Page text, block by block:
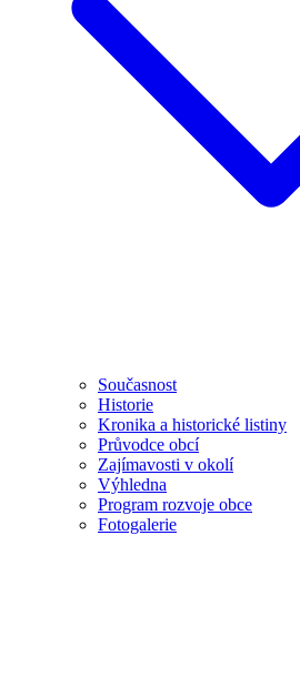
Současnost
Historie
Kronika a historické listiny
Průvodce obcí
Zajímavosti v okolí
Výhledna
Program rozvoje obce
Fotogalerie